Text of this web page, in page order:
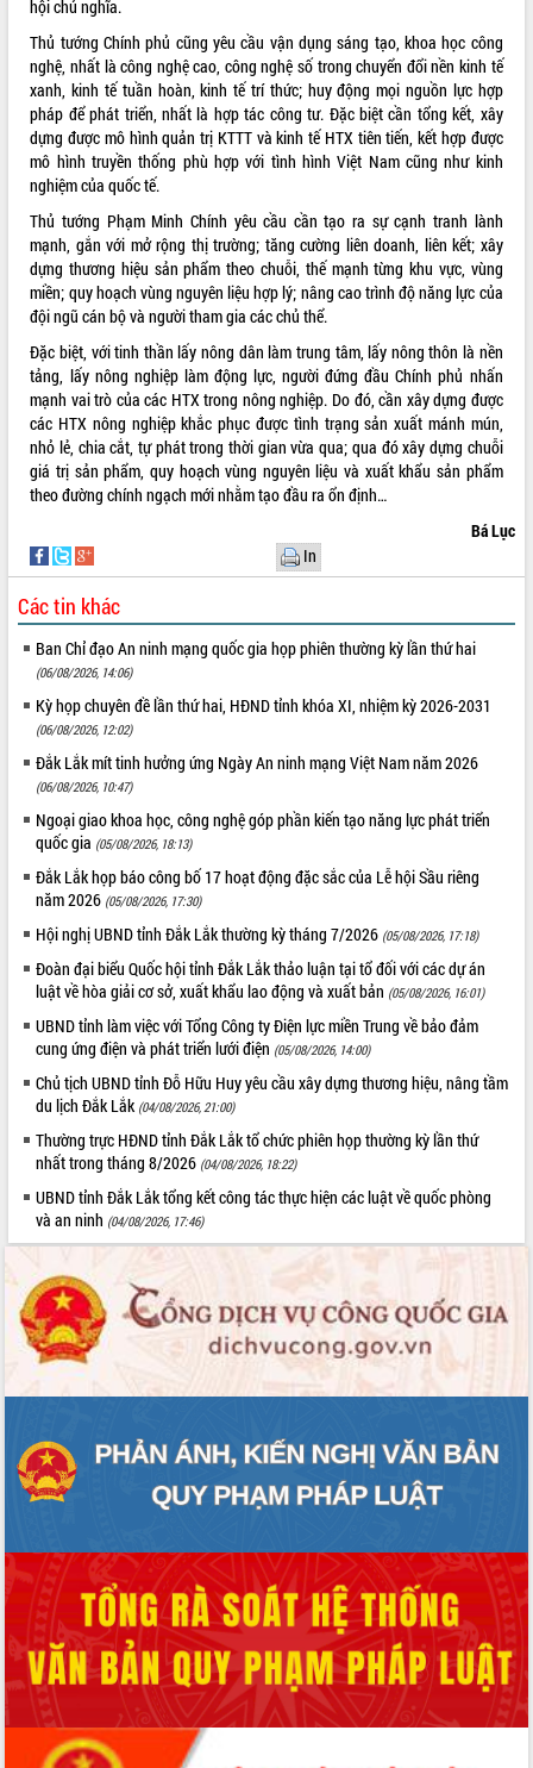
hội chủ nghĩa.
Thủ tướng Chính phủ cũng yêu cầu vận dụng sáng tạo, khoa học công
nghệ, nhất là công nghệ cao, công nghệ số trong chuyển đổi nền kinh tế
xanh, kinh tế tuần hoàn, kinh tế trí thức; huy động mọi nguồn lực hợp
pháp để phát triển, nhất là hợp tác công tư. Đặc biệt cần tổng kết, xây
dựng được mô hình quản trị KTTT và kinh tế HTX tiên tiến, kết hợp được
mô hình truyền thống phù hợp với tình hình Việt Nam cũng như kinh
nghiệm của quốc tế.
Thủ tướng Phạm Minh Chính yêu cầu cần tạo ra sự cạnh tranh lành
mạnh, gắn với mở rộng thị trường; tăng cường liên doanh, liên kết; xây
dựng thương hiệu sản phẩm theo chuỗi, thế mạnh từng khu vực, vùng
miền; quy hoạch vùng nguyên liệu hợp lý; nâng cao trình độ năng lực của
đội ngũ cán bộ và người tham gia các chủ thể.
Đặc biệt, với tinh thần lấy nông dân làm trung tâm, lấy nông thôn là nền
tảng, lấy nông nghiệp làm động lực, người đứng đầu Chính phủ nhấn
mạnh vai trò của các HTX trong nông nghiệp. Do đó, cần xây dựng được
các HTX nông nghiệp khắc phục được tình trạng sản xuất mánh mún,
nhỏ lẻ, chia cắt, tự phát trong thời gian vừa qua; qua đó xây dựng chuỗi
giá trị sản phẩm, quy hoạch vùng nguyên liệu và xuất khẩu sản phẩm
theo đường chính ngạch mới nhằm tạo đầu ra ổn định…
Bá Lục
In
Các tin khác
Ban Chỉ đạo An ninh mạng quốc gia họp phiên thường kỳ lần thứ hai
(06/08/2026, 14:06)
Kỳ họp chuyên đề lần thứ hai, HĐND tỉnh khóa XI, nhiệm kỳ 2026-2031
(06/08/2026, 12:02)
Đắk Lắk mít tinh hưởng ứng Ngày An ninh mạng Việt Nam năm 2026
(06/08/2026, 10:47)
Ngoại giao khoa học, công nghệ góp phần kiến tạo năng lực phát triển
quốc gia (05/08/2026, 18:13)
Đắk Lắk họp báo công bố 17 hoạt động đặc sắc của Lễ hội Sầu riêng
năm 2026 (05/08/2026, 17:30)
Hội nghị UBND tỉnh Đắk Lắk thường kỳ tháng 7/2026 (05/08/2026, 17:18)
Đoàn đại biểu Quốc hội tỉnh Đắk Lắk thảo luận tại tổ đối với các dự án
luật về hòa giải cơ sở, xuất khẩu lao động và xuất bản (05/08/2026, 16:01)
UBND tỉnh làm việc với Tổng Công ty Điện lực miền Trung về bảo đảm
cung ứng điện và phát triển lưới điện (05/08/2026, 14:00)
Chủ tịch UBND tỉnh Đỗ Hữu Huy yêu cầu xây dựng thương hiệu, nâng tầm
du lịch Đắk Lắk (04/08/2026, 21:00)
Thường trực HĐND tỉnh Đắk Lắk tổ chức phiên họp thường kỳ lần thứ
nhất trong tháng 8/2026 (04/08/2026, 18:22)
UBND tỉnh Đắk Lắk tổng kết công tác thực hiện các luật về quốc phòng
và an ninh (04/08/2026, 17:46)